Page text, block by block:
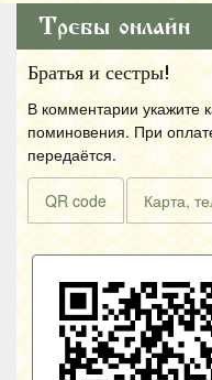
Требы онлайн
Братья и сестры!
В комментарии укажите
поминовения. При
передаётся.
QR code Карта,